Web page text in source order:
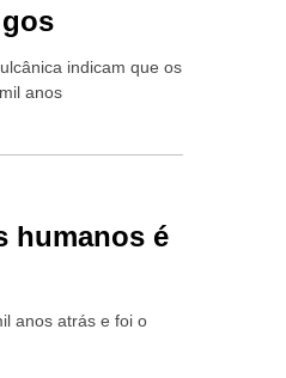
indicam que os
anos
humanos é
anos atrás e foi o